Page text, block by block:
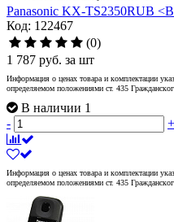
Panasonic KX-TS2350RUB
Код: 122467
(0)
1 787 руб. за шт
Информация о ценах товара и комплектации
определяемом положениями ст. 435
В наличии 1
-
+
Информация о ценах товара и комплектации
определяемом положениями ст. 435